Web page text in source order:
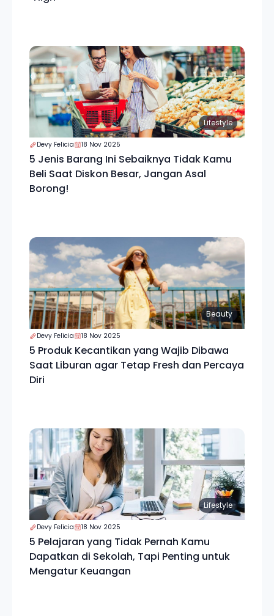
Lifestyle
Devy Felicia 18 Nov 2025
5 Jenis Barang Ini Sebaiknya Tidak Kamu
Beli Saat Diskon Besar, Jangan Asal
Borong!
Beauty
Devy Felicia 18 Nov 2025
5 Produk Kecantikan yang Wajib Dibawa
Saat Liburan agar Tetap Fresh dan Percaya
Diri
Lifestyle
Devy Felicia 18 Nov 2025
5 Pelajaran yang Tidak Pernah Kamu
Dapatkan di Sekolah, Tapi Penting untuk
Mengatur Keuangan